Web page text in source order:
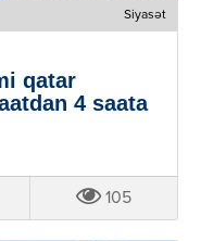
Siyasət
qatar
4 saata
105